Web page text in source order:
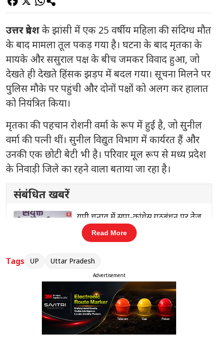
उत्तर प्रदेशके झांसी में एक 25 वर्षीय महिला की संदिग्ध मौत
के बाद मामला तूल पकड़ गया है। घटना के बाद मृतका के
मायके और ससुराल पक्ष के बीच जमकर विवाद हुआ, जो
देखते ही देखते हिंसक झड़प में बदल गया। सूचना मिलने पर
पुलिस मौके पर पहुंची और दोनों पक्षों को अलग कर हालात
को नियंत्रित किया।
मृतका की पहचान रोशनी वर्मा के रूप में हुई है, जो सुनील
वर्मा की पत्नी थीं। सुनील विद्युत विभाग में कार्यरत हैं और
उनकी एक छोटी बेटी भी है। परिवार मूल रूप से मध्य प्रदेश
के निवाड़ी जिले का रहने वाला बताया जा रहा है।
संबंधित खबरें
यूपी चुनाव में सपा-कांग्रेस गठबंधन पर तेज
हुई राजनीतिक हलचल
परिजनों के अनुसार, रोशनी को ससुराल में अक्सर प्रताड़ित
किया जाता था, जिसके चलते वह अपने पति के साथ सागर
में रह रही थी। हाल ही में देवर की शादी के चलते वह
ससुराल आई हुई थी। इसी दौरान उसकी तबीयत अचानक
Read More
Tags UP Uttar Pradesh
Advertisement